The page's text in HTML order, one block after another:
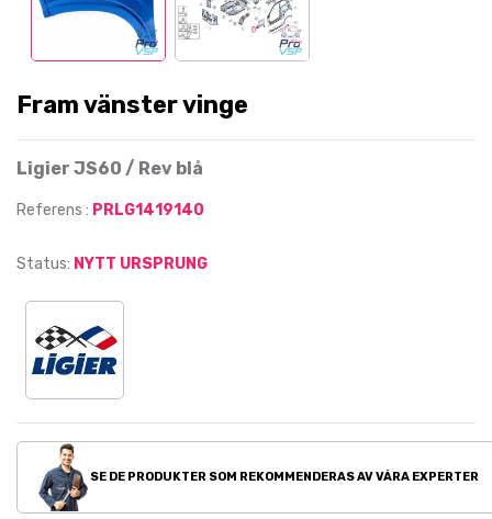
Fram vänster vinge
Ligier JS60 / Rev blå
Referens : PRLG1419140
Status: NYTT URSPRUNG
SE DE PRODUKTER SOM REKOMMENDERAS AV VÅRA EXPERTER